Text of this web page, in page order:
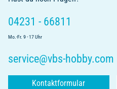
04231 - 66811
Mo.-Fr. 9 - 17 Uhr
service@vbs-hobby.com
Kontaktformular